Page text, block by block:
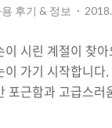
후기 & 정보
시린 계절이 찾아
가기 시작합니다
포근함과 고급스러